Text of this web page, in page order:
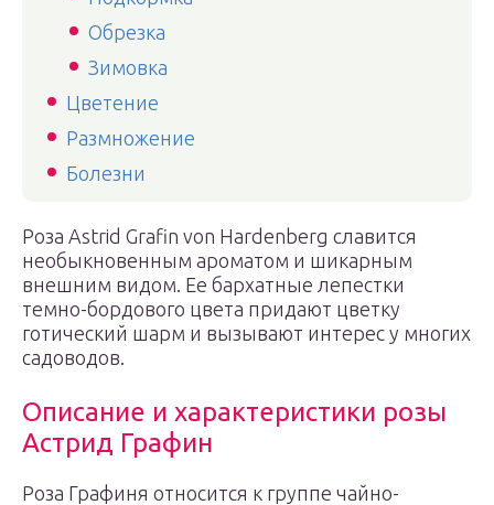
Обрезка
Зимовка
Цветение
Размножение
Болезни
Роза Astrid Grafin von Hardenberg славится
необыкновенным ароматом и шикарным
внешним видом. Ее бархатные лепестки
темно-бордового цвета придают цветку
готический шарм и вызывают интерес у многих
садоводов.
Описание и характеристики розы
Астрид Графин
Роза Графиня относится к группе чайно-